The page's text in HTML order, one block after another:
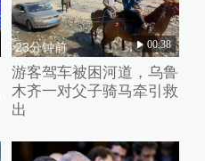
23分钟前 00:38
游客驾车被困河道，乌鲁
木齐一对父子骑马牵引救
出